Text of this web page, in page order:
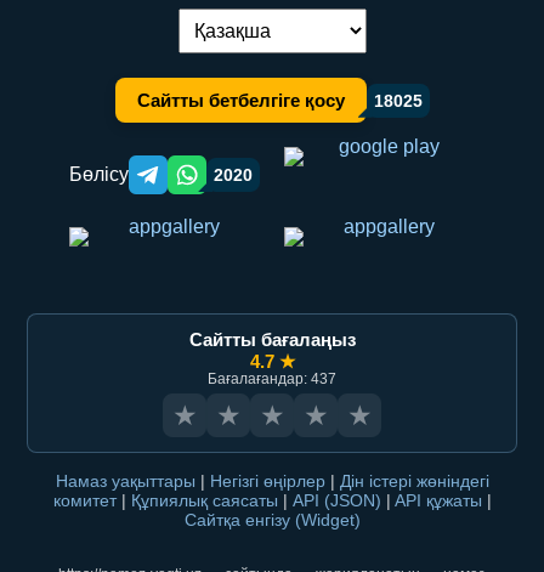
Тілді ауыстыру:
Сайтты бетбелгіге қосу 18025
Бөлісу Telegram orqali ulashish
WhatsApp orqali ulashish
2020
Сайтты бағалаңыз
4.7 ★
Бағалағандар: 437
★ ★ ★ ★ ★
Намаз уақыттары | Негізгі өңірлер | Дін істері жөніндегі
комитет | Құпиялық саясаты | API (JSON) | API құжаты |
Сайтқа енгізу (Widget)